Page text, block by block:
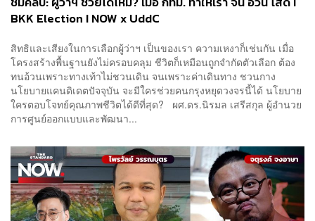
BKK Election I NOW x UddC
สิทธิและเสียงในการเลือกผู้ว่าฯ เป็นของเรา ความเหงาก็เช่นกัน เมื่อ
โครงสร้างพื้นฐานยังไม่ครอบคลุม ชีวิตก็เหมือนถูกจำกัดตัวเลือก ต้อง
ทนอ้วนเพราะทางเท้าไม่ชวนเดิน จนเพราะค่าเดินทาง ชวนกาง
นโยบายแคนดิเดตปัจจุบัน จะมีใครช่วยคนกรุงหยุดวงจรนี้ได้ นโยบาย
ใครตอบโจทย์คุณภาพชีวิตได้ดีที่สุด? ผศ.ดร.นิรมล เสรีสกุล ผู้อำนวย
การศูนย์ออกแบบและพัฒนา...